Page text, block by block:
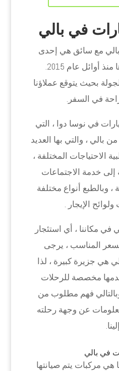
في بالي
مع سائق هي إحدى
خدماتنا التي بدأناها منذ أوائل عام 2015.
بحيث يتوقع عملاؤنا
في السفر.
في نوسا دوا ، التي
بالي ، والتي بها العديد
الاحتياجات المختلفة ،
إلى خدمة الاجتماعات
، وبالطبع أنواع مختلفة
الإيجار .
في مكاننا ، أي استئجار
المناسب ، يرجى
هي جزيرة كبيرة ، لذا
مخصصة للرحلات
وبالتالي فهم مطلوب من
عن وجهة رحلته
إلينا.
في بالي
هي مركبات يتم صيانتها